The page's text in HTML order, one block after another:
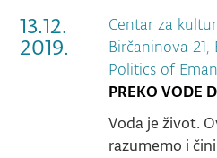
13.12.
2019.
Centar za
Birčaninova 21,
Politics of
PREKO VODE
Voda je život.
razumemo i